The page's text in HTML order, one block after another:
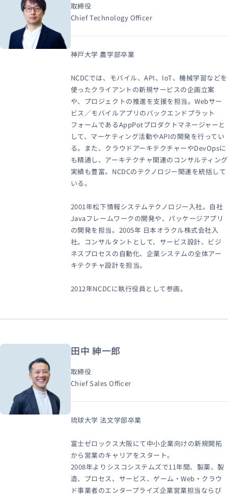
取締役
Chief Technology Officer
神戸大学 農学部卒業
NCDCでは、モバイル、API、IoT、機械学習などを
使ったクライアントの新規サービスの企画立案
や、プロジェクトの推進を支援を担当。Webサー
ビス／モバイルアプリのバックエンドプラット
フォームであるAppPotプロダクトマネージャーと
して、マーケティング活動やAPIの開発を行ってい
る。また、クラウドアーキテクチャーやDevOpsに
も精通し、アーキテクチャ関連のコンサルティング
実績も豊富。NCDCのテクノロジー関連を統括して
いる。
2001年松下情報システムテクノロジー入社。自社
Javaフレームワークの開発や、パッケージアプリ
の開発を担当。2005年 日本オラクル株式会社入
社。コンサルタントとして、サービス設計、ビジ
ネスプロセスの自動化、企業システムの全体アー
キテクチャ設計を担当。
2012年NCDCに執行役員として参画。
田中 紳一郎
取締役
Chief Sales Officer
琉球大学 法文学部卒業
富士ゼロックス大阪にて中小企業向けの新規開拓
から営業のキャリアをスタート。
2008年よりシスコシステムズで11年間、製薬、製
造、プロセス、サービス、ゲーム・Web・クラウ
ド事業者のエンタープライズ企業営業担当ならび